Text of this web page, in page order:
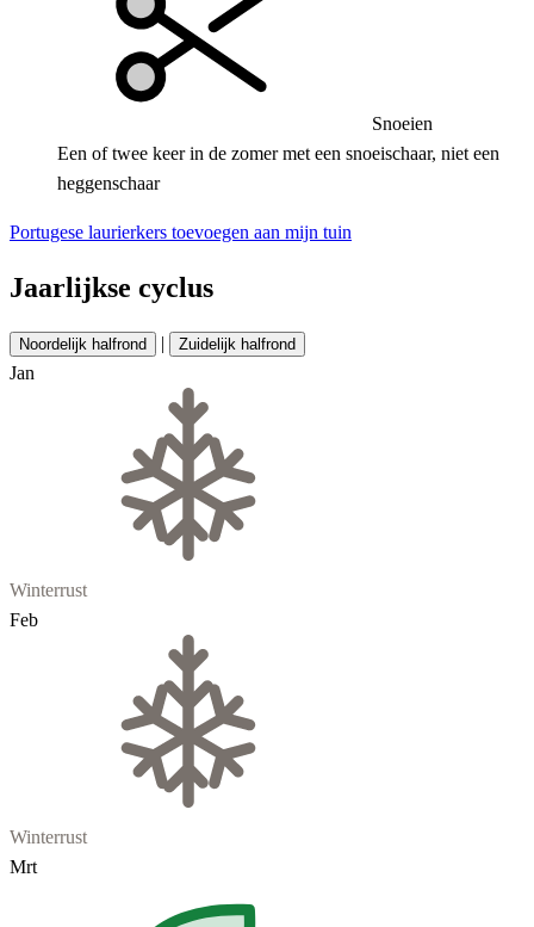
Snoeien
Een of twee keer in de zomer met een snoeischaar, niet een
heggenschaar
Portugese laurierkers toevoegen aan mijn tuin
Jaarlijkse cyclus
Noordelijk halfrond | Zuidelijk halfrond
Jan
Winterrust
Feb
Winterrust
Mrt